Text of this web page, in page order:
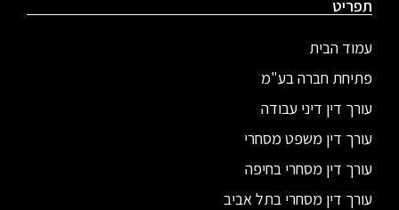
תפריט
עמוד הבית
פתיחת חברה בע"מ
עורך דין דיני עבודה
עורך דין משפט מסחרי
עורך דין מסחרי בחיפה
עורך דין מסחרי בתל אביב